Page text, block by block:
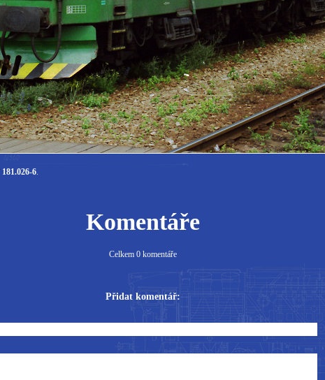
181.026-6.
Komentáře
Celkem 0 komentáře
Přidat komentář: